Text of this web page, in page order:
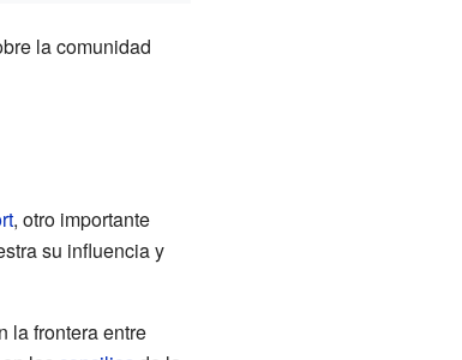
la comunidad
, otro importante
su influencia y
la frontera entre